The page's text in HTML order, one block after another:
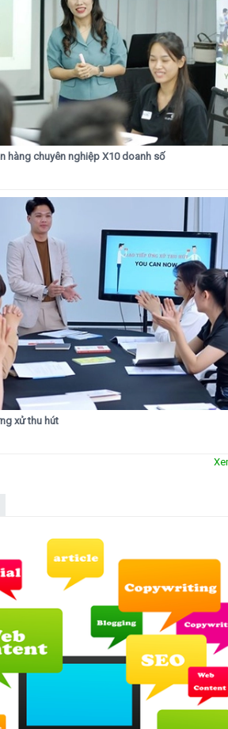
hàng chuyên nghiệp X10 doanh số
xử thu hút